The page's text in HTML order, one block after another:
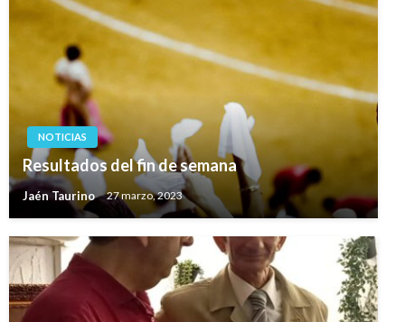
NOTICIAS
Resultados del fin de semana
Jaén Taurino 27 marzo, 2023